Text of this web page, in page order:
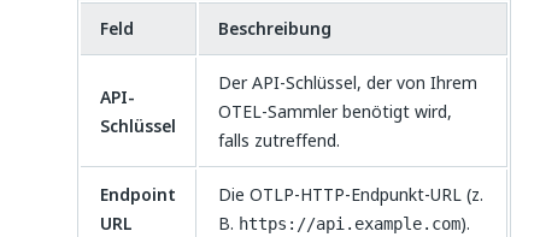
Feld Beschreibung
API-
Schlüssel
Der API-Schlüssel, der von Ihrem
OTEL-Sammler benötigt wird,
falls zutreffend.
Endpoint
URL
Die OTLP-HTTP-Endpunkt-URL (z.
B. https://api.example.com).